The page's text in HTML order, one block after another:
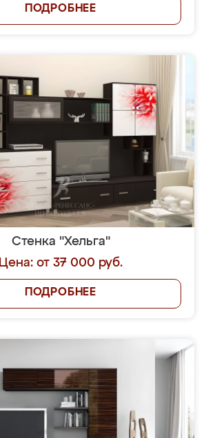
ПОДРОБНЕЕ
Стенка "Хельга"
Цена: от 37 000 руб.
ПОДРОБНЕЕ